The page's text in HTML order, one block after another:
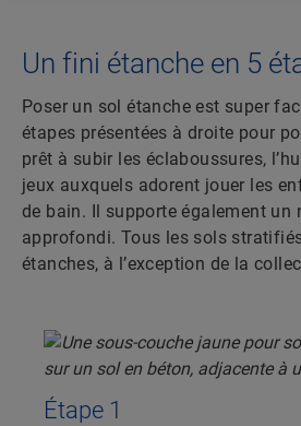
Un fini étanche en 5
Poser un sol étanche est super
étapes présentées à droite pour
prêt à subir les éclaboussures,
jeux auxquels adorent jouer les
de bain. Il supporte également un
approfondi. Tous les sols
étanches, à l’exception de la
Étape 1